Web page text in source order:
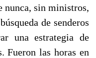
nunca, sin ministros,
de senderos
una estrategia de
Fueron las horas en